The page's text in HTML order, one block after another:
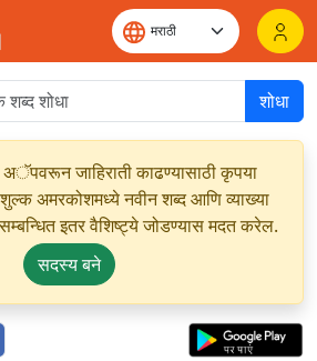
शोधा
जाहिराती काढण्यासाठी कृपया
अमरकोशमध्ये नवीन शब्द आणि व्याख्या
इतर वैशिष्ट्ये जोडण्यास मदत करेल.
सदस्य बने